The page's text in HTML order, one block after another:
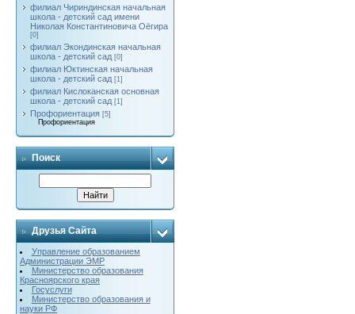
филиал Чириндинская начальная
школа - детский сад имени
Николая Константиновича Оёгира
[0]
филиал Экондинская начальная
школа - детский сад [0]
филиал Юктинская начальная
школа - детский сад [1]
филиал Кислоканская основная
школа - детский сад [1]
Профориентация [5]
Профориентация
Поиск
Друзья Сайта
Управление образованием
Администрации ЭМР
Министерство образования
Красноярского края
Госуслуги
Министерство образования и
науки РФ